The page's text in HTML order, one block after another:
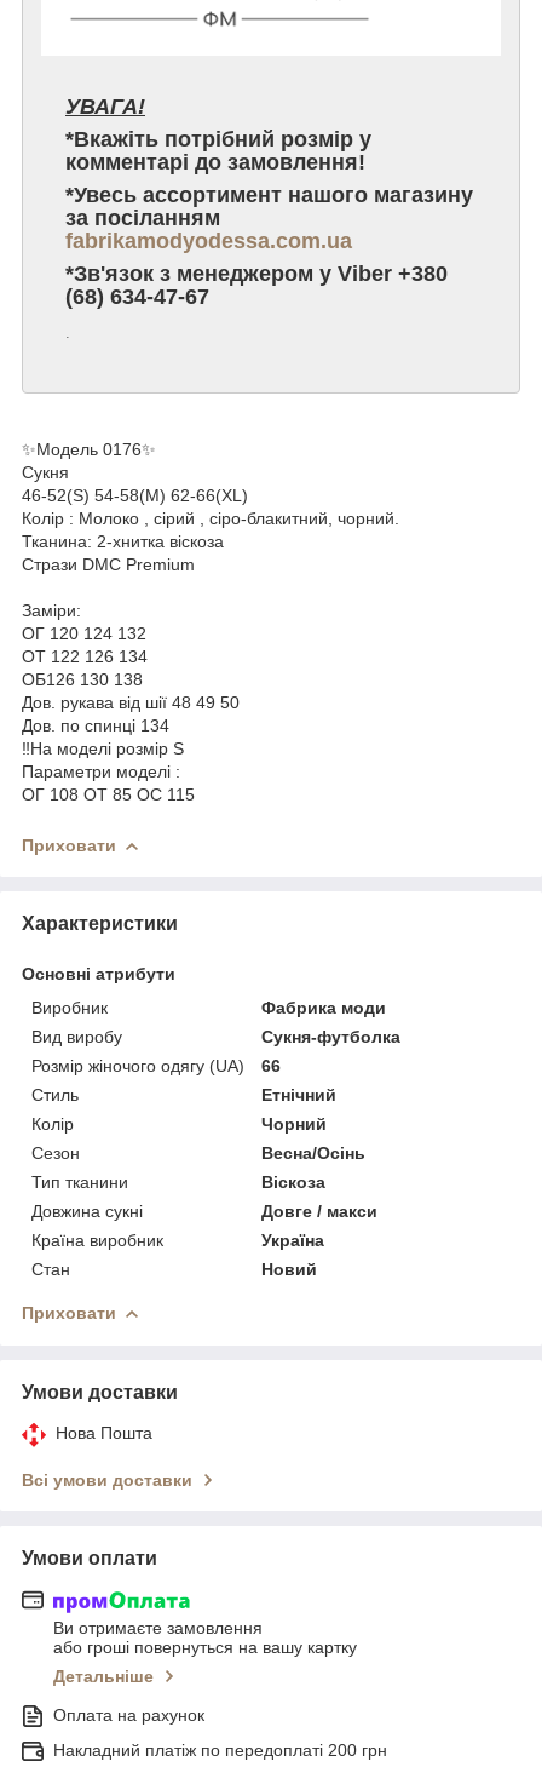
УВАГА!
*Вкажіть потрібний розмір у
комментарі до замовлення!
*Увесь ассортимент нашого магазину
за посіланням
fabrikamodyodessa.com.ua
*Зв'язок з менеджером у Viber +380
(68) 634-47-67
✨Модель 0176✨
Сукня
46-52(S) 54-58(M) 62-66(XL)
Колір : Mолоко , сірий , сіро-блакитний, чорний.
Тканина: 2-хнитка віскоза
Стрази DMC Premium
Заміри:
ОГ 120 124 132
ОТ 122 126 134
ОБ126 130 138
Дов. рукава від шії 48 49 50
Дов. по спинці 134
‼️На моделі розмір S
Параметри моделі :
ОГ 108 ОТ 85 ОС 115
Приховати
Характеристики
Основні атрибути
Виробник
Фабрика моди
Вид виробу
Сукня-футболка
Розмір жіночого одягу (UA)
66
Стиль
Етнічний
Колір
Чорний
Сезон
Весна/Осінь
Тип тканини
Віскоза
Довжина сукні
Довге / макси
Країна виробник
Україна
Стан
Новий
Приховати
Умови доставки
Нова Пошта
Всі умови доставки
Умови оплати
Ви отримаєте замовлення
або гроші повернуться на вашу картку
Детальніше
Оплата на рахунок
Накладний платіж по передоплаті 200 грн